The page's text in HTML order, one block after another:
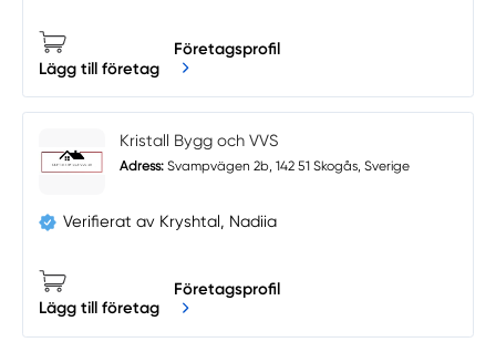
Lägg till företag
Företagsprofil
Kristall Bygg och VVS
Adress: Svampvägen 2b, 142 51 Skogås, Sverige
Verifierat av Kryshtal, Nadiia
Lägg till företag
Företagsprofil